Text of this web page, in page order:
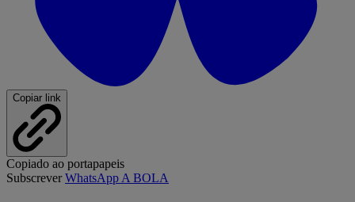
Copiar link
Copiado ao portapapeis
SubscreverWhatsApp A BOLA